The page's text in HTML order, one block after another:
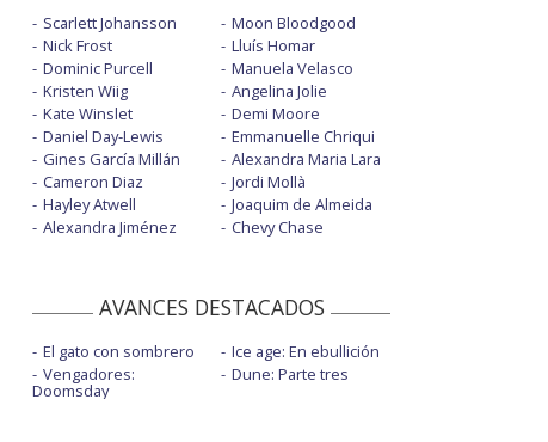
Scarlett Johansson
Nick Frost
Dominic Purcell
Kristen Wiig
Kate Winslet
Daniel Day-Lewis
Gines García Millán
Cameron Diaz
Hayley Atwell
Alexandra Jiménez
Moon Bloodgood
Lluís Homar
Manuela Velasco
Angelina Jolie
Demi Moore
Emmanuelle Chriqui
Alexandra Maria Lara
Jordi Mollà
Joaquim de Almeida
Chevy Chase
AVANCES DESTACADOS
El gato con sombrero
Vengadores:
Doomsday
Ice age: En ebullición
Dune: Parte tres